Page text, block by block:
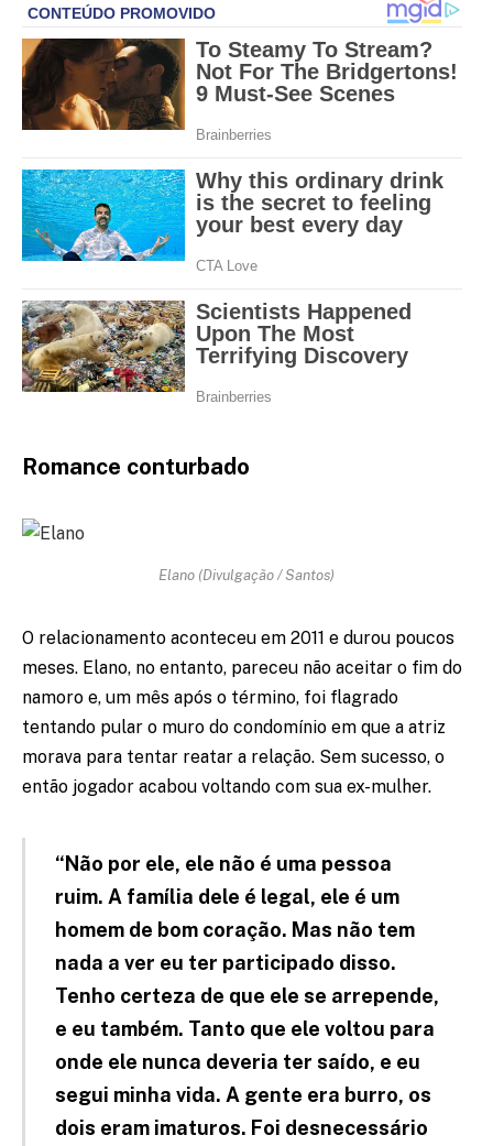
Romance conturbado
Elano (Divulgação / Santos)
O relacionamento aconteceu em 2011 e durou poucos
meses. Elano, no entanto, pareceu não aceitar o fim do
namoro e, um mês após o término, foi flagrado
tentando pular o muro do condomínio em que a atriz
morava para tentar reatar a relação. Sem sucesso, o
então jogador acabou voltando com sua ex-mulher.
“Não por ele, ele não é uma pessoa
ruim. A família dele é legal, ele é um
homem de bom coração. Mas não tem
nada a ver eu ter participado disso.
Tenho certeza de que ele se arrepende,
e eu também. Tanto que ele voltou para
onde ele nunca deveria ter saído, e eu
segui minha vida. A gente era burro, os
dois eram imaturos. Foi desnecessário